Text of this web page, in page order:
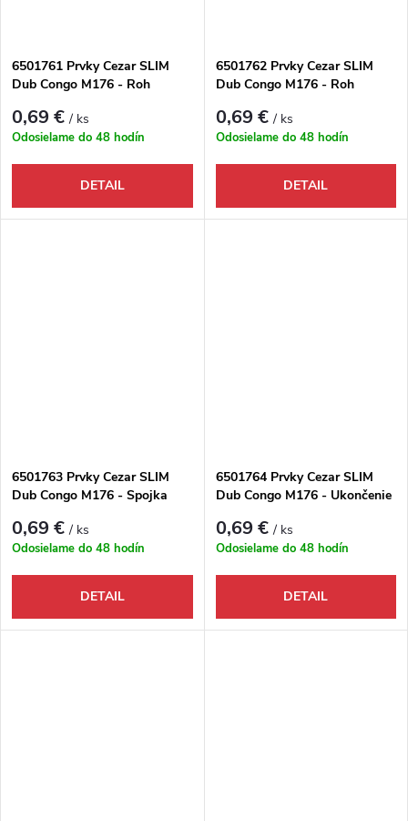
6501761 Prvky Cezar SLIM
Dub Congo M176 - Roh
0,69 €/ ks
Odosielame do 48 hodín
DETAIL
6501762 Prvky Cezar SLIM
Dub Congo M176 - Roh
0,69 €/ ks
Odosielame do 48 hodín
DETAIL
6501763 Prvky Cezar SLIM
Dub Congo M176 - Spojka
0,69 €/ ks
Odosielame do 48 hodín
DETAIL
6501764 Prvky Cezar SLIM
Dub Congo M176 - Ukončenie
0,69 €/ ks
Odosielame do 48 hodín
DETAIL